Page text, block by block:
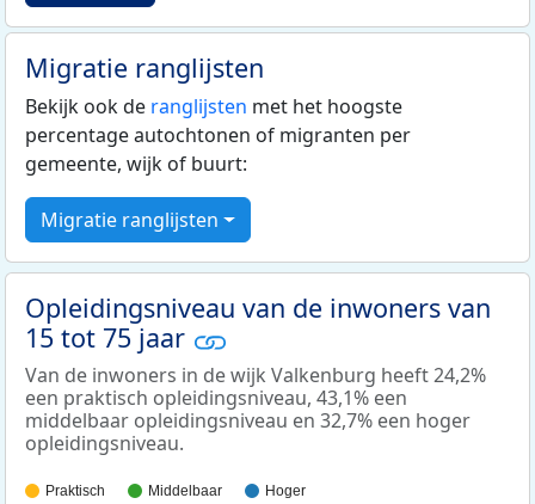
Migratie ranglijsten
Bekijk ook de ranglijsten met het hoogste
percentage autochtonen of migranten per
gemeente, wijk of buurt:
Migratie ranglijsten
Opleidingsniveau van de inwoners van
15 tot 75 jaar
Van de inwoners in de wijk Valkenburg heeft 24,2%
een praktisch opleidingsniveau, 43,1% een
middelbaar opleidingsniveau en 32,7% een hoger
opleidingsniveau.
Praktisch Middelbaar Hoger